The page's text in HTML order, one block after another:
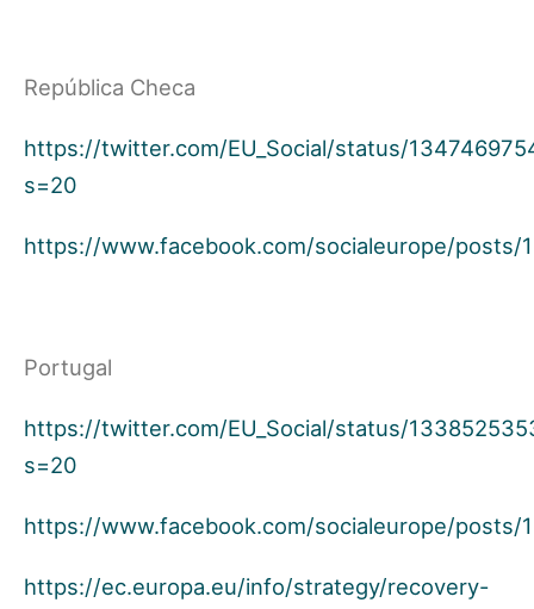
República Checa
https://twitter.com/EU_Social/status/
s=20
https://www.facebook.com/socialeurope/posts/
Portugal
https://twitter.com/EU_Social/status/
s=20
https://www.facebook.com/socialeurope/posts/
https://ec.europa.eu/info/strategy/recovery-